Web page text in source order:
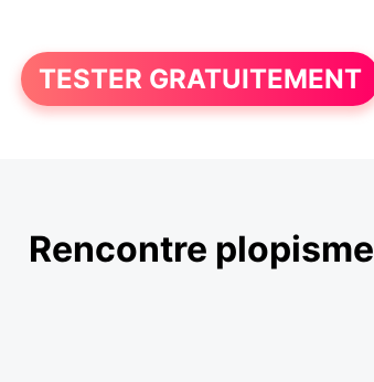
TESTER GRATUITEMENT
Rencontre plopisme